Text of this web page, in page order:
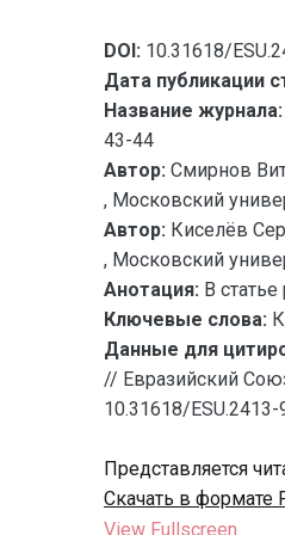
DOI: 10.31618/
Дата публикации
Название журнала:
43-44
Автор: Смирнов
, Московский
Автор: Киселёв
, Московский
Анотация: В
Ключевые слова:
Данные для
// Евразийский
10.31618/
Представляется
Скачать в формате
View Fullscreen